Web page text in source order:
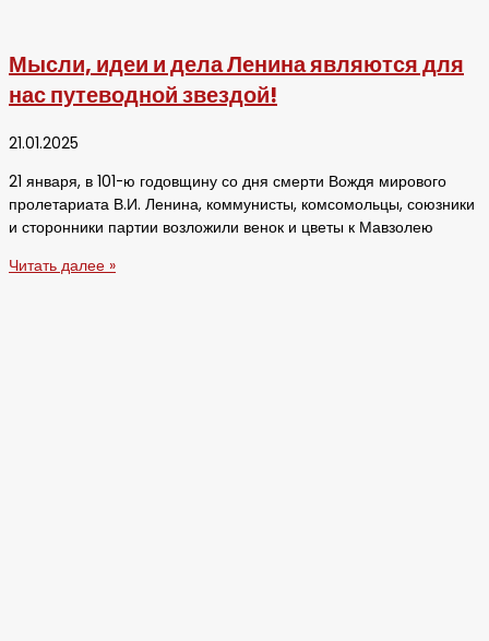
Мысли, идеи и дела Ленина являются для
нас путеводной звездой!
21.01.2025
21 января, в 101-ю годовщину со дня смерти Вождя мирового
пролетариата В.И. Ленина, коммунисты, комсомольцы, союзники
и сторонники партии возложили венок и цветы к Мавзолею
Читать далее »